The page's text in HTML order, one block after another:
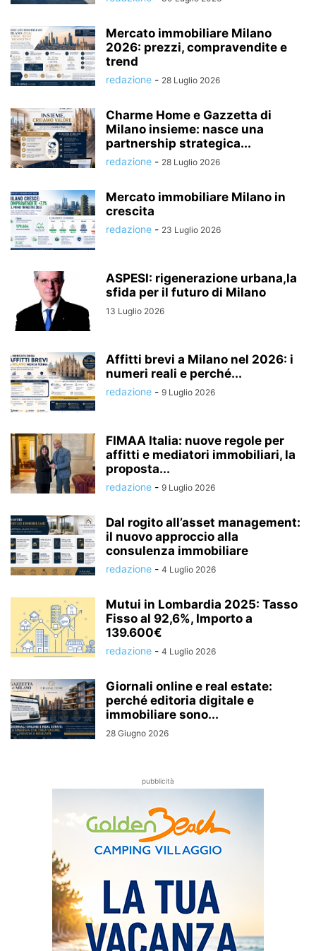
Mercato immobiliare Milano
2026: prezzi, compravendite e
trend
redazione - 28 Luglio 2026
Charme Home e Gazzetta di
Milano insieme: nasce una
partnership strategica...
redazione - 28 Luglio 2026
Mercato immobiliare Milano in
crescita
redazione - 23 Luglio 2026
ASPESI: rigenerazione urbana,la
sfida per il futuro di Milano
13 Luglio 2026
Affitti brevi a Milano nel 2026: i
numeri reali e perché...
redazione - 9 Luglio 2026
FIMAA Italia: nuove regole per
affitti e mediatori immobiliari, la
proposta...
redazione - 9 Luglio 2026
Dal rogito all’asset management:
il nuovo approccio alla
consulenza immobiliare
redazione - 4 Luglio 2026
Mutui in Lombardia 2025: Tasso
Fisso al 92,6%, Importo a
139.600€
redazione - 4 Luglio 2026
Giornali online e real estate:
perché editoria digitale e
immobiliare sono...
28 Giugno 2026
pubblicità